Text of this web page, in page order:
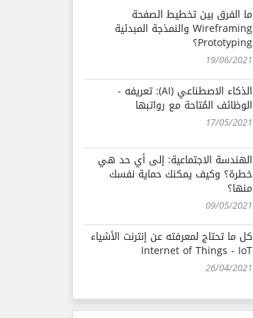
ما الفرق بين تخطيط الصفحة
Wireframing والنمذجة المبدئية
Prototyping؟
19/06/2021
الذكاء الاصطناعي (AI): تعريفه -
الوظائف المُتاحة مع رواتبها
17/05/2021
الهندسة الاجتماعية: إلى أي حد هي
خطرة؟ وكيف يمكنك حماية نفسك
منها؟
09/05/2021
كل ما تحتاج لمعرفته عن إنترنت الأشياء
Internet of Things - IoT
26/04/2021